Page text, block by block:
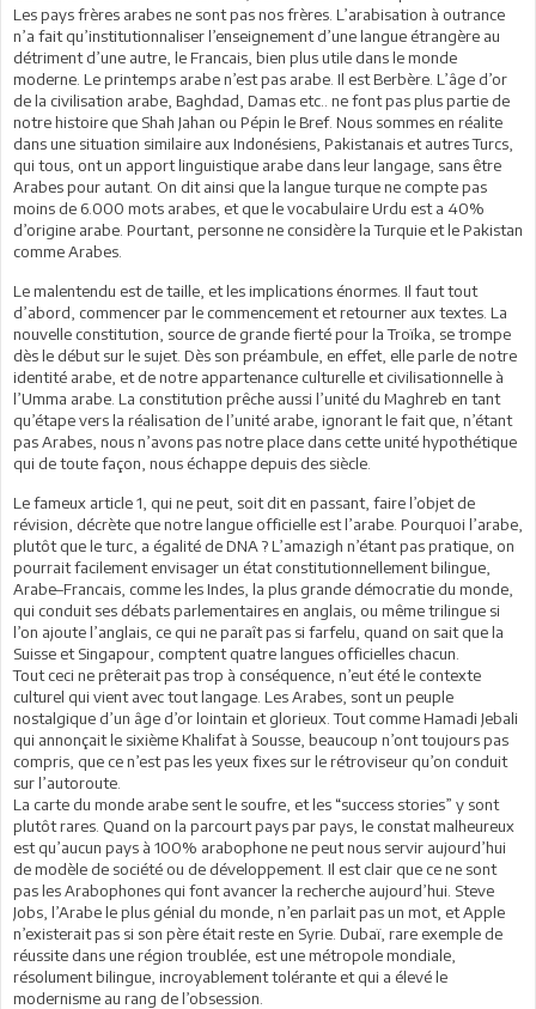
Les pays frères arabes ne sont pas nos frères. L’arabisation à outrance
n’a fait qu’institutionnaliser l’enseignement d’une langue étrangère au
détriment d’une autre, le Francais, bien plus utile dans le monde
moderne. Le printemps arabe n’est pas arabe. Il est Berbère. L’âge d’or
de la civilisation arabe, Baghdad, Damas etc.. ne font pas plus partie de
notre histoire que Shah Jahan ou Pépin le Bref. Nous sommes en réalite
dans une situation similaire aux Indonésiens, Pakistanais et autres Turcs,
qui tous, ont un apport linguistique arabe dans leur langage, sans être
Arabes pour autant. On dit ainsi que la langue turque ne compte pas
moins de 6.000 mots arabes, et que le vocabulaire Urdu est a 40%
d’origine arabe. Pourtant, personne ne considère la Turquie et le Pakistan
comme Arabes.
Le malentendu est de taille, et les implications énormes. Il faut tout
d’abord, commencer par le commencement et retourner aux textes. La
nouvelle constitution, source de grande fierté pour la Troïka, se trompe
dès le début sur le sujet. Dès son préambule, en effet, elle parle de notre
identité arabe, et de notre appartenance culturelle et civilisationnelle à
l’Umma arabe. La constitution prêche aussi l’unité du Maghreb en tant
qu’étape vers la réalisation de l’unité arabe, ignorant le fait que, n’étant
pas Arabes, nous n’avons pas notre place dans cette unité hypothétique
qui de toute façon, nous échappe depuis des siècle.
Le fameux article 1, qui ne peut, soit dit en passant, faire l’objet de
révision, décrète que notre langue officielle est l’arabe. Pourquoi l’arabe,
plutôt que le turc, a égalité de DNA ? L’amazigh n’étant pas pratique, on
pourrait facilement envisager un état constitutionnellement bilingue,
Arabe–Francais, comme les Indes, la plus grande démocratie du monde,
qui conduit ses débats parlementaires en anglais, ou même trilingue si
l’on ajoute l’anglais, ce qui ne paraît pas si farfelu, quand on sait que la
Suisse et Singapour, comptent quatre langues officielles chacun.
Tout ceci ne prêterait pas trop à conséquence, n’eut été le contexte
culturel qui vient avec tout langage. Les Arabes, sont un peuple
nostalgique d’un âge d’or lointain et glorieux. Tout comme Hamadi Jebali
qui annonçait le sixième Khalifat à Sousse, beaucoup n’ont toujours pas
compris, que ce n’est pas les yeux fixes sur le rétroviseur qu’on conduit
sur l’autoroute.
La carte du monde arabe sent le soufre, et les “success stories” y sont
plutôt rares. Quand on la parcourt pays par pays, le constat malheureux
est qu’aucun pays à 100% arabophone ne peut nous servir aujourd’hui
de modèle de société ou de développement. Il est clair que ce ne sont
pas les Arabophones qui font avancer la recherche aujourd’hui. Steve
Jobs, l’Arabe le plus génial du monde, n’en parlait pas un mot, et Apple
n’existerait pas si son père était reste en Syrie. Dubaï, rare exemple de
réussite dans une région troublée, est une métropole mondiale,
résolument bilingue, incroyablement tolérante et qui a élevé le
modernisme au rang de l’obsession.